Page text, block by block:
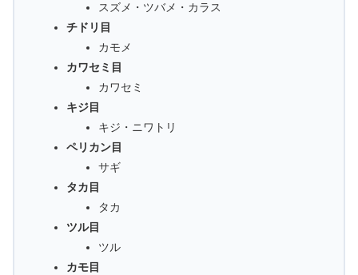
スズメ・ツバメ・カラス
チドリ目
カモメ
カワセミ目
カワセミ
キジ目
キジ・ニワトリ
ペリカン目
サギ
タカ目
タカ
ツル目
ツル
カモ目